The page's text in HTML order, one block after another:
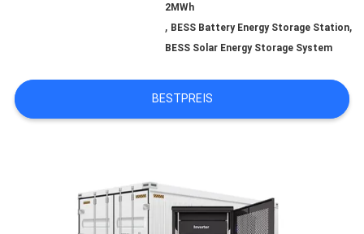
MIT
IN
VERBINDUNG
2MWh
, BESS Battery Energy Storage Station,
BESS Solar Energy Storage System
BESTPREIS